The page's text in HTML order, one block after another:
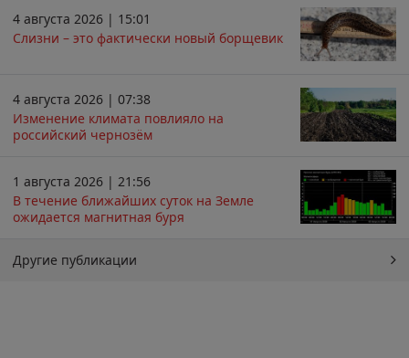
4 августа 2026 | 15:01
Слизни – это фактически новый борщевик
4 августа 2026 | 07:38
Изменение климата повлияло на
российский чернозём
1 августа 2026 | 21:56
В течение ближайших суток на Земле
ожидается магнитная буря
Другие публикации